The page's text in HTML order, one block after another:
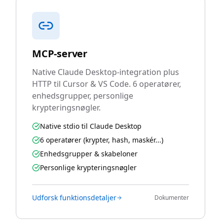
MCP-server
Native Claude Desktop-integration plus
HTTP til Cursor & VS Code. 6 operatører,
enhedsgrupper, personlige
krypteringsnøgler.
Native stdio til Claude Desktop
6 operatører (krypter, hash, maskér...)
Enhedsgrupper & skabeloner
Personlige krypteringsnøgler
Udforsk funktionsdetaljer Dokumenter